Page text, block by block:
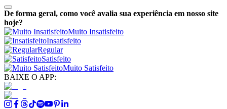
De forma geral, como você avalia sua experiência em nosso site
hoje?
Muito Insatisfeito
Insatisfeito
Regular
Satisfeito
Muito Satisfeito
BAIXE O APP: